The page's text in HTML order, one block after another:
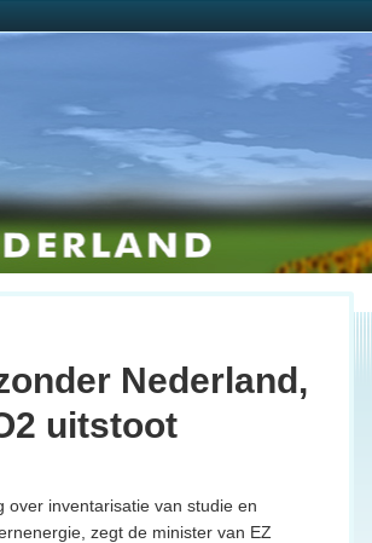
Nederland,
uitstoot
over inventarisatie van studie en
zegt de minister van EZ